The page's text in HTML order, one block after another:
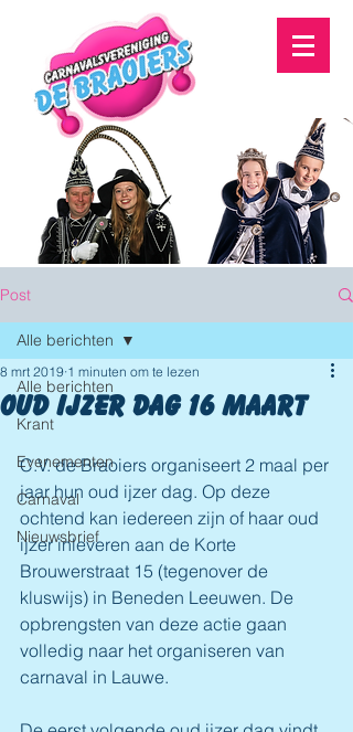
Post
Alle berichten
Krant
Evenementen
Carnaval
Nieuwsbrief
Alle berichten
Oud ijzer dag 16 maart
8 mrt 2019 1 minuten om te lezen
C.V. de Braoiers organiseert 2 maal per
jaar hun oud ijzer dag. Op deze
ochtend kan iedereen zijn of haar oud
ijzer inleveren aan de Korte
Brouwerstraat 15 (tegenover de
kluswijs) in Beneden Leeuwen. De
opbrengsten van deze actie gaan
volledig naar het organiseren van
carnaval in Lauwe.